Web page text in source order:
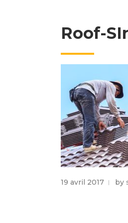
Roof-
19 avril 2017 by